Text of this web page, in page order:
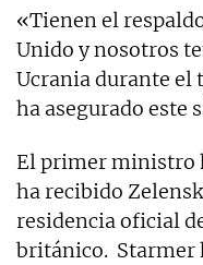
«Tienen el
Unido y nosotros
Ucrania durante el
ha asegurado este
El primer ministro
ha recibido
residencia oficial
británico. Starmer